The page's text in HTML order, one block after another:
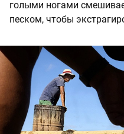
голыми ногами
песком, чтобы